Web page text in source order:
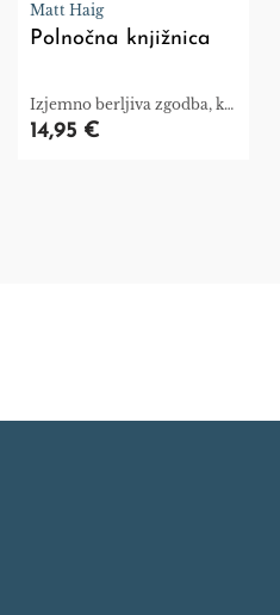
Matt Haig
Polnočna knjižnica
Izjemno berljiva zgodba, ki
igrivo in ganljivo raziskuje
14,95 €